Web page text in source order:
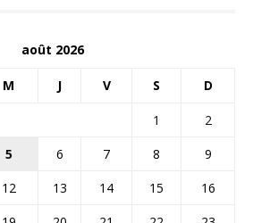
août 2026
M J V S D
1
2
5 6 7 8
9
12 13 14 15
16